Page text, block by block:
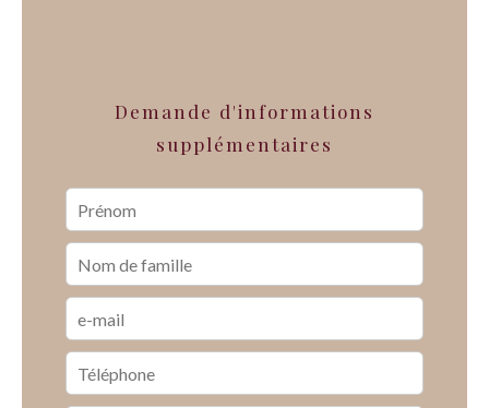
Demande d'informations
supplémentaires